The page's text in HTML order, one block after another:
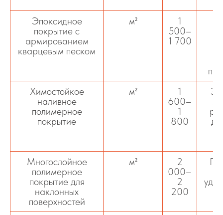
Эпоксидное
покрытие с
армированием
кварцевым песком
м²
1
500–
1 700
Химостойкое
наливное
полимерное
покрытие
м²
1
600–
1
800
Многослойное
полимерное
покрытие для
наклонных
поверхностей
м²
2
000–
2
200